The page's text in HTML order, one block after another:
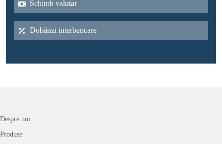
Schimb valutar
Dobânzi interbancare
Despre noi
Produse